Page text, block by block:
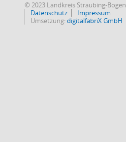
© 2023 Landkreis Straubing-Bogen
Datenschutz
Impressum
Umsetzung:digitalfabriX GmbH